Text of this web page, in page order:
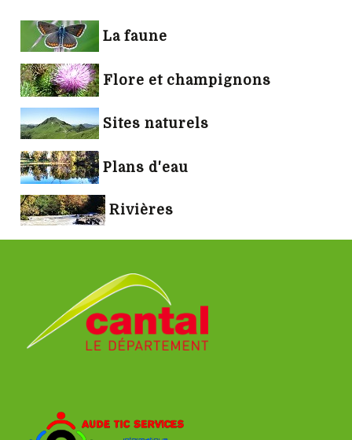
La faune
Flore et champignons
Sites naturels
Plans d'eau
Rivières